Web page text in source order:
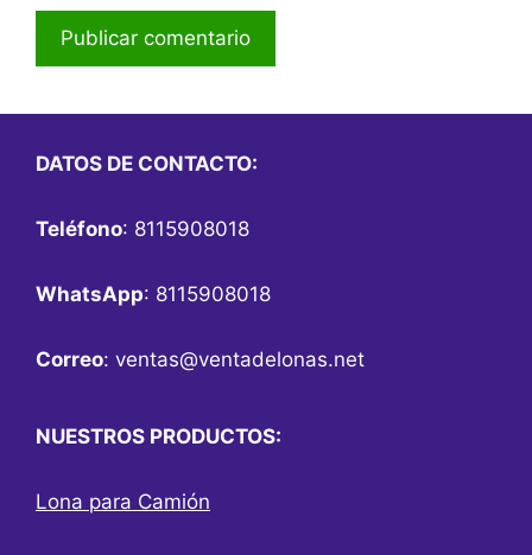
DATOS DE CONTACTO:
Teléfono: 8115908018
WhatsApp: 8115908018
Correo: ventas@ventadelonas.net
NUESTROS PRODUCTOS:
Lona para Camión